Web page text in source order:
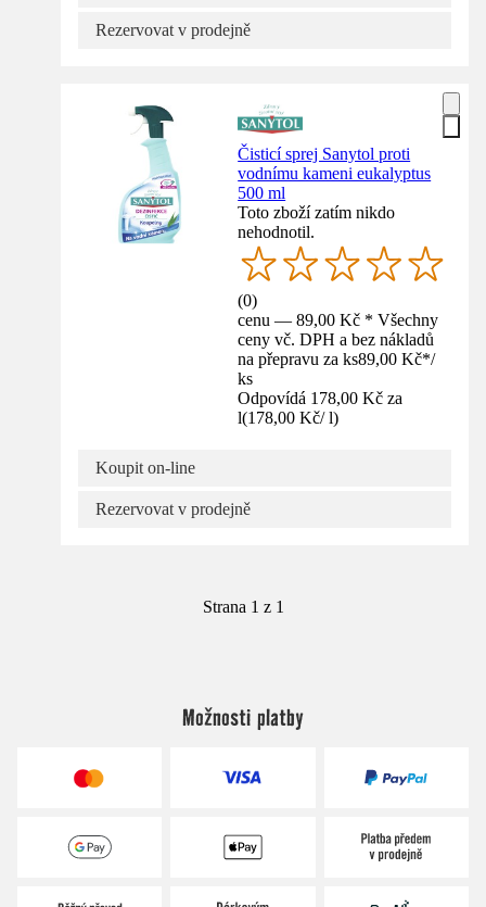
Rezervovat v prodejně
Čisticí sprej Sanytol proti
vodnímu kameni eukalyptus
500 ml
Toto zboží zatím nikdo
nehodnotil.
(0)
cenu — 89,00 Kč * Všechny
ceny vč. DPH a bez nákladů
na přepravu za ks89,00 Kč*/
ks
Odpovídá 178,00 Kč za
l(178,00 Kč/ l)
Koupit on-line
Rezervovat v prodejně
Strana 1 z 1
Možnosti platby